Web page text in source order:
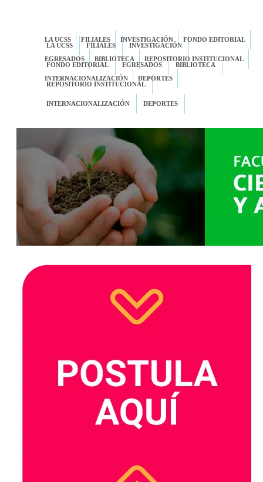
LA UCSS FILIALES INVESTIGACIÓN FONDO EDITORIAL
EGRESADOS BIBLIOTECA REPOSITORIO INSTITUCIONAL
INTERNACIONALIZACIÓN DEPORTES
LA UCSS FILIALES INVESTIGACIÓN
FONDO EDITORIAL EGRESADOS BIBLIOTECA
REPOSITORIO INSTITUCIONAL
INTERNACIONALIZACIÓN DEPORTES